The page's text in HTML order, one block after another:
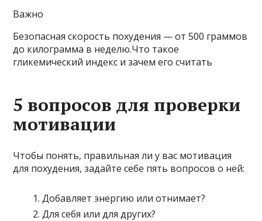
Важно
Безопасная скорость похудения — от 500 граммов
до килограмма в неделю.Что такое
гликемический индекс и зачем его считать
5 вопросов для проверки
мотивации
Чтобы понять, правильная ли у вас мотивация
для похудения, задайте себе пять вопросов о ней:
Добавляет энергию или отнимает?
Для себя или для других?